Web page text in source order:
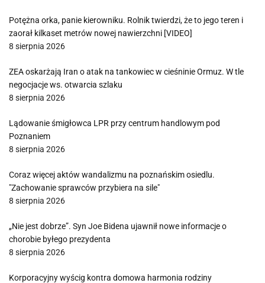
Potężna orka, panie kierowniku. Rolnik twierdzi, że to jego teren i
zaorał kilkaset metrów nowej nawierzchni [VIDEO]
8 sierpnia 2026
ZEA oskarżają Iran o atak na tankowiec w cieśninie Ormuz. W tle
negocjacje ws. otwarcia szlaku
8 sierpnia 2026
Lądowanie śmigłowca LPR przy centrum handlowym pod
Poznaniem
8 sierpnia 2026
Coraz więcej aktów wandalizmu na poznańskim osiedlu.
"Zachowanie sprawców przybiera na sile"
8 sierpnia 2026
„Nie jest dobrze”. Syn Joe Bidena ujawnił nowe informacje o
chorobie byłego prezydenta
8 sierpnia 2026
Korporacyjny wyścig kontra domowa harmonia rodziny